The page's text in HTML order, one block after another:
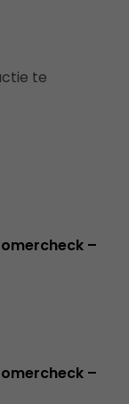
te
–
–